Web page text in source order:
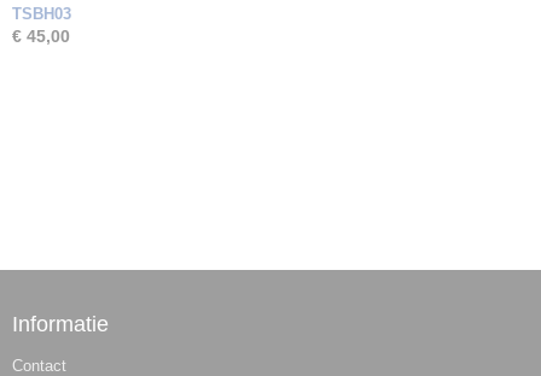
TSBH03
€ 45,00
Informatie
Contact